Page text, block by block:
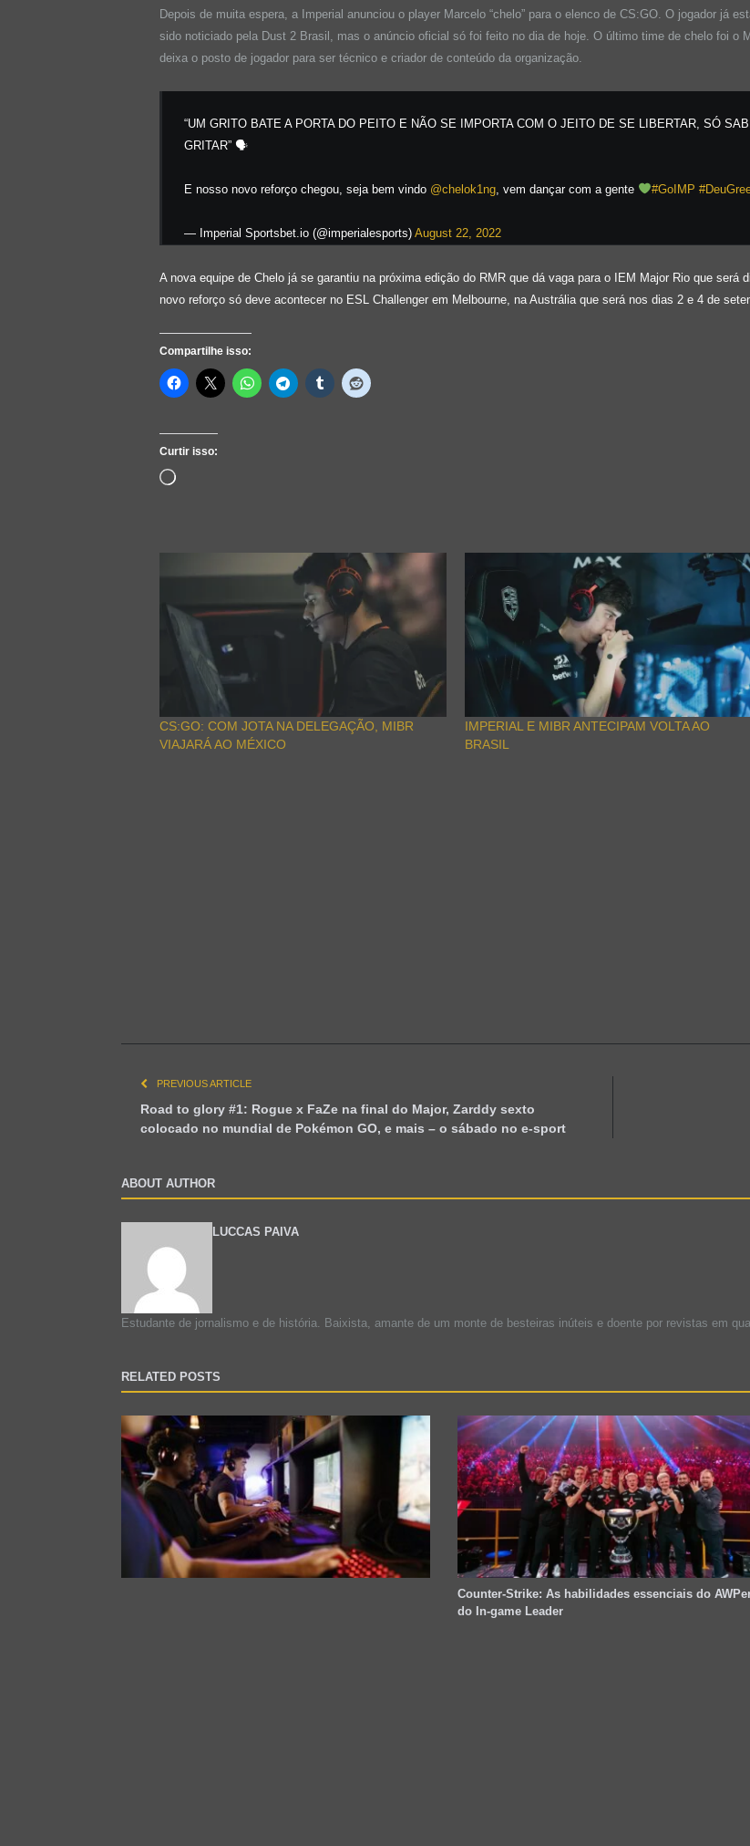
Depois de muita espera, a Imperial anunciou o player Marcelo “chelo” para o elenco de CS:GO. O jogador já
sido noticiado pela Dust 2 Brasil, mas o anúncio oficial só foi feito no dia de hoje. O último time de chelo foi o
deixa o posto de jogador para ser técnico e criador de conteúdo da organização.
“UM GRITO BATE A PORTA DO PEITO E NÃO SE IMPORTA COM O JEITO DE SE LIBERTAR, SÓ
GRITAR” 🗣
E nosso novo reforço chegou, seja bem vindo @chelok1ng, vem dançar com a gente #GoIMP
— Imperial Sportsbet.io (@imperialesports)August 22, 2022
A nova equipe de Chelo já se garantiu na próxima edição do RMR que dá vaga para o IEM Major Rio que
novo reforço só deve acontecer no ESL Challenger em Melbourne, na Austrália que será nos dias 2 e 4 de
Compartilhe isso:
Curtir isso:
Carregando...
CS:GO: COM JOTA NA DELEGAÇÃO, MIBR
VIAJARÁ AO MÉXICO
IMPERIAL E MIBR ANTECIPAM VOLTA AO
BRASIL
PREVIOUS ARTICLE
Road to glory #1: Rogue x FaZe na final do Major, Zarddy sexto
colocado no mundial de Pokémon GO, e mais – o sábado no e-sport
ABOUT AUTHOR
LUCCAS PAIVA
Estudante de jornalismo e de história. Baixista, amante de um monte de besteiras inúteis e doente por revistas em
RELATED POSTS
Counter-Strike: As habilidades essenciais do
do In-game Leader